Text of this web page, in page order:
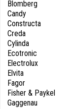
Blomberg
Candy
Constructa
Creda
Cylinda
Ecotronic
Electrolux
Elvita
Fagor
Fisher & Paykel
Gaggenau